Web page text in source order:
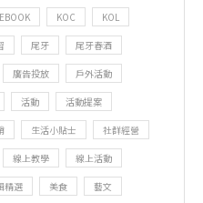
KOC KOL
尾牙 尾牙春酒
廣告投放 戶外活動
活動 活動提案
生活小貼士 社群經營
線上教學 線上活動
精選 美食 藝文